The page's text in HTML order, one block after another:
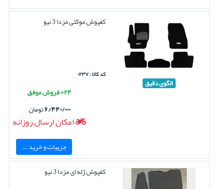
الگوی دقیق
کفپوش موکتی مزدا 3 نیو
کد کالا : ۰۲۳۷
۲۴+ فروش موفق
۶/۴۴۰/۰۰۰تومان
امکان ارسال روزانه
جزییات و خرید ...
کفپوش ژله ای مزدا 3 نیو